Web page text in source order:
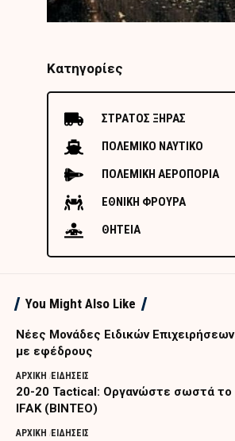
Κατηγορίες
ΣΤΡΑΤΟΣ ΞΗΡΑΣ
ΠΟΛΕΜΙΚΟ ΝΑΥΤΙΚΟ
ΠΟΛΕΜΙΚΗ ΑΕΡΟΠΟΡΙΑ
ΕΘΝΙΚΗ ΦΡΟΥΡΑ
ΘΗΤΕΙΑ
You Might Also Like
Nέες Μονάδες Ειδικών Επιχειρήσεων
με εφέδρους
ΑΡΧΙΚΗ ΕΙΔΗΣΕΙΣ
20-20 Tactical: Οργανώστε σωστά το
IFAK (ΒΙΝΤΕΟ)
ΑΡΧΙΚΗ ΕΙΔΗΣΕΙΣ